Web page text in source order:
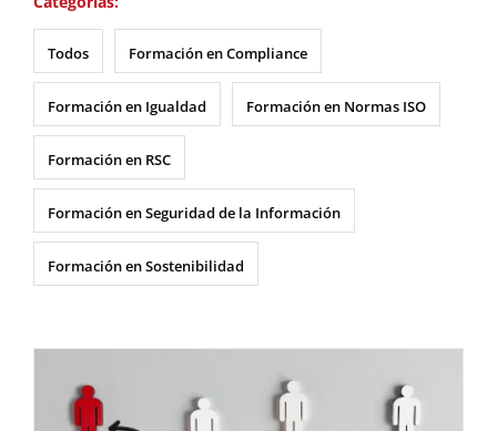
Todos Formación en Compliance
Formación en Igualdad Formación en Normas ISO
Formación en RSC
Formación en Seguridad de la Información
Formación en Sostenibilidad